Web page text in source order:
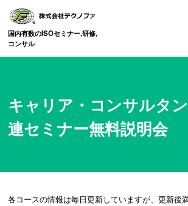
国内有数のISOセミナー,研修,
コンサル
キャリア・コンサルタ
連セミナー無料説明会
各コースの情報は毎日更新していますが、更新後